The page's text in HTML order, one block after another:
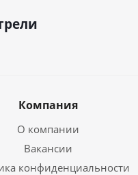
Компания
О компании
Вакансии
конфиденциальности